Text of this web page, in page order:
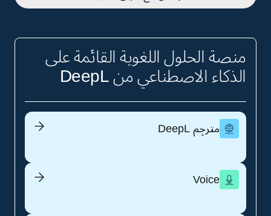
منصة الحلول اللغوية القائمة على
الذكاء الاصطناعي من DeepL
مترجِم DeepL
Voice